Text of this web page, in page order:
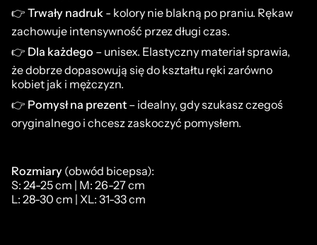
👉 Trwały nadruk - kolory nie blakną po praniu. Rękaw
zachowuje intensywność przez długi czas.
👉 Dla każdego – unisex. Elastyczny materiał sprawia,
że dobrze dopasowują się do kształtu ręki zarówno
kobiet jak i mężczyzn.
👉 Pomysł na prezent – idealny, gdy szukasz czegoś
oryginalnego i chcesz zaskoczyć pomysłem.
Rozmiary (obwód bicepsa):
S: 24-25 cm | M: 26-27 cm
L: 28-30 cm | XL: 31-33 cm